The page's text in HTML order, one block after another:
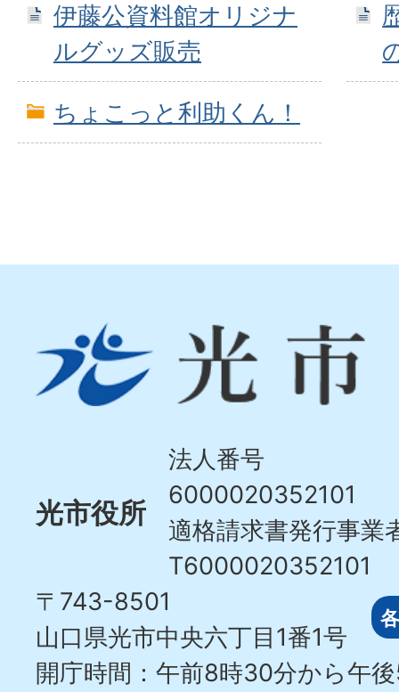
伊藤公資料館オリジナ
ルグッズ販売
ちょこっと利助くん！
市
Hikari
光市役所
法人番号
6000020352101
適格請求書発行事業
T6000020352101
〒743-8501
山口県光市中央六丁目1番1号
開庁時間：午前8時30分から午